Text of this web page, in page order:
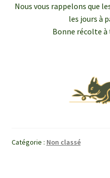
Nous vous rappelons que
les jours à
Bonne récolte
Catégorie : Non classé